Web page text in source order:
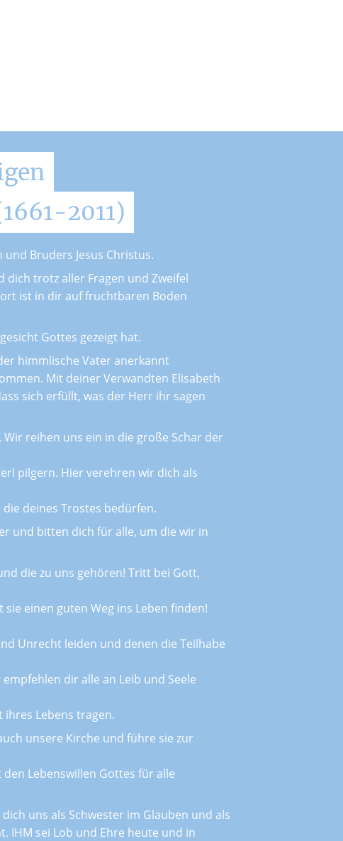
2011)
Bruders Jesus Christus.
dich trotz aller Fragen und Zweifel
ist in dir auf fruchtbaren Boden
Gottes gezeigt hat.
himmlische Vater anerkannt
Mit deiner Verwandten Elisabeth
sich erfüllt, was der Herr ihr sagen
reihen uns ein in die große Schar der
pilgern. Hier verehren wir dich als
deines Trostes bedürfen.
und bitten dich für alle, um die wir in
die zu uns gehören! Tritt bei Gott,
einen guten Weg ins Leben finden!
Unrecht leiden und denen die Teilhabe
dir alle an Leib und Seele
ihres Lebens tragen.
unsere Kirche und führe sie zur
Lebenswillen Gottes für alle
uns als Schwester im Glauben und als
IHM sei Lob und Ehre heute und in